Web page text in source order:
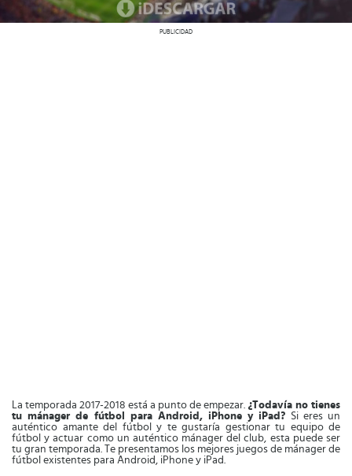
PUBLICIDAD
La temporada 2017-2018 está a punto de empezar. ¿Todavía no tienes
tu mánager de fútbol para Android, iPhone y iPad? Si eres un
auténtico amante del fútbol y te gustaría gestionar tu equipo de
fútbol y actuar como un auténtico mánager del club, esta puede ser
tu gran temporada. Te presentamos los mejores juegos de mánager de
fútbol existentes para Android, iPhone y iPad.